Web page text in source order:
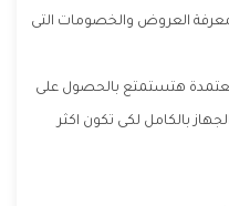
العروض والخصومات التى
هتستمتع بالحصول على
بالكامل لكى تكون اكثر